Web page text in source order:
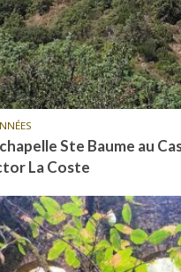
Ste Baume au
La Coste